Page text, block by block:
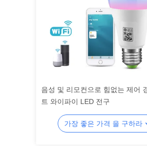
음성 및 리모컨으로 힘없는 제어
트 와이파이 LED 전구
가장 좋은 가격 을 구하라